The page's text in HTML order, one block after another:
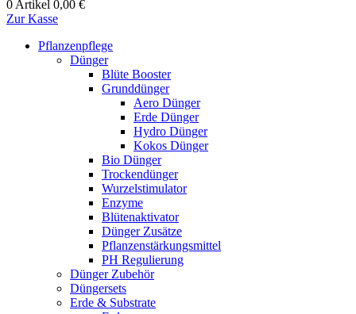
0 Artikel 0,00 €
Zur Kasse
Pflanzenpflege
Dünger
Blüte Booster
Grunddünger
Aero Dünger
Erde Dünger
Hydro Dünger
Kokos Dünger
Bio Dünger
Trockendünger
Wurzelstimulator
Enzyme
Blütenaktivator
Dünger Zusätze
Pflanzenstärkungsmittel
PH Regulierung
Dünger Zubehör
Düngersets
Erde & Substrate